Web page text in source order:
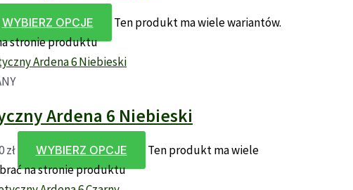
WYBIERZ OPCJE
Ten produkt ma wiele wariantów.
stronie produktu
Ardena 6 Niebieski
zł WYBIERZ OPCJE
Ten produkt ma wiele
na stronie produktu